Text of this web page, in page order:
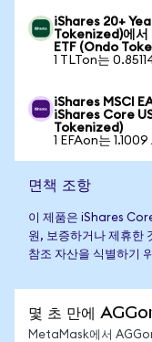
iShares 20+
Tokenized)에
ETF (Ondo
1 TLTon는
iShares MSCI
iShares Core
Tokenized)
1 EFAon는
면책 조항
이 제품은 iShares
원, 보증하거나 제휴한
참조 자산을 식별하기
몇 초 만에
MetaMask에서